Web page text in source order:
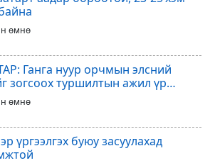
өмнө
Ганга нуур орчмын элсний
зогсоох туршилтын ажил үр
эхэлжээ
өмнө
үргээлгэх буюу засуулахад